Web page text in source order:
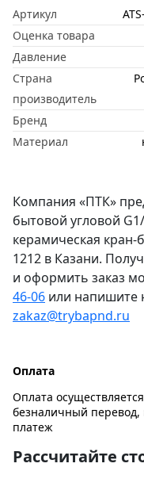
Артикул
Оценка товара
Давление
Страна
производитель
Бренд
Материал
Компания «ПТК»
бытовой угловой
керамическая кран-
1212 в Казани.
и оформить заказ
46-06 или напишите
zakaz@trybapnd.ru
Оплата
Оплата
безналичный
платеж
Рассчитайте